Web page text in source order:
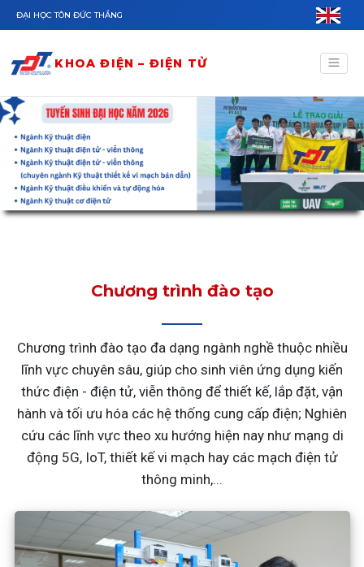
Nhảy đến nội dung
ĐẠI HỌC TÔN ĐỨC THẮNG
KHOA ĐIỆN – ĐIỆN TỬ
Chương trình đào tạo
Chương trình đào tạo đa dạng ngành nghề thuộc nhiều
lĩnh vực chuyên sâu, giúp cho sinh viên ứng dụng kiến
thức điện - điện tử, viễn thông để thiết kế, lắp đặt, vận
hành và tối ưu hóa các hệ thống cung cấp điện; Nghiên
cứu các lĩnh vực theo xu hướng hiện nay như mạng di
động 5G, IoT, thiết kế vi mạch hay các mạch điện tử
thông minh,...